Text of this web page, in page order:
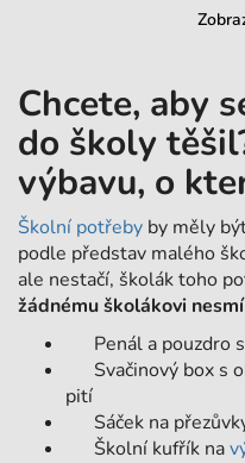
Chcete, aby
do školy
výbavu, o
Školní potřeby by měly
podle představ malého
ale nestačí, školák toho
žádnému školákovi
Penál a pouzdro s
Svačinový box s
pití
Sáček na
Školní kufřík na